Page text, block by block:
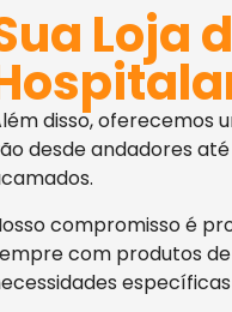
Loja
disso, oferecemos
desde andadores
compromisso é
com produtos